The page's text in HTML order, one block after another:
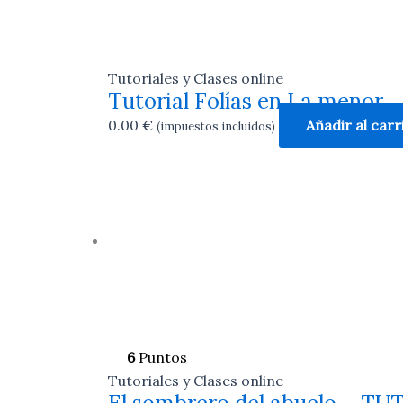
Tutoriales y Clases online
Tutorial Folías en La menor
0.00 € (impuestos incluidos) Añadir al
6Puntos
Tutoriales y Clases online